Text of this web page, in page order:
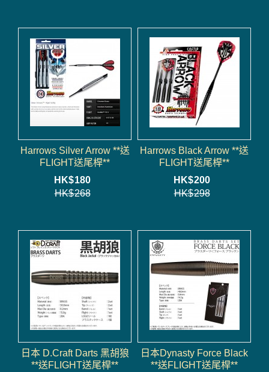
Harrows Silver Arrow **送
FLIGHT送尾桿**
HK$180
HK$268
Harrows Black Arrow **送
FLIGHT送尾桿**
HK$200
HK$298
日本 D.Craft Darts 黑胡狼
**送FLIGHT送尾桿**
日本Dynasty Force Black
**送FLIGHT送尾桿**